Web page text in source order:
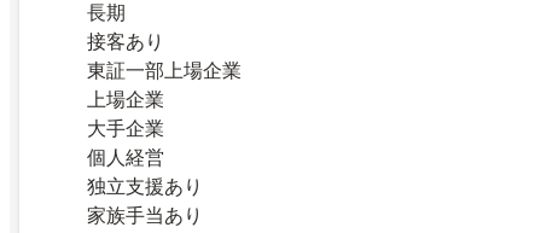
長期
接客あり
東証一部上場企業
上場企業
大手企業
個人経営
独立支援あり
家族手当あり